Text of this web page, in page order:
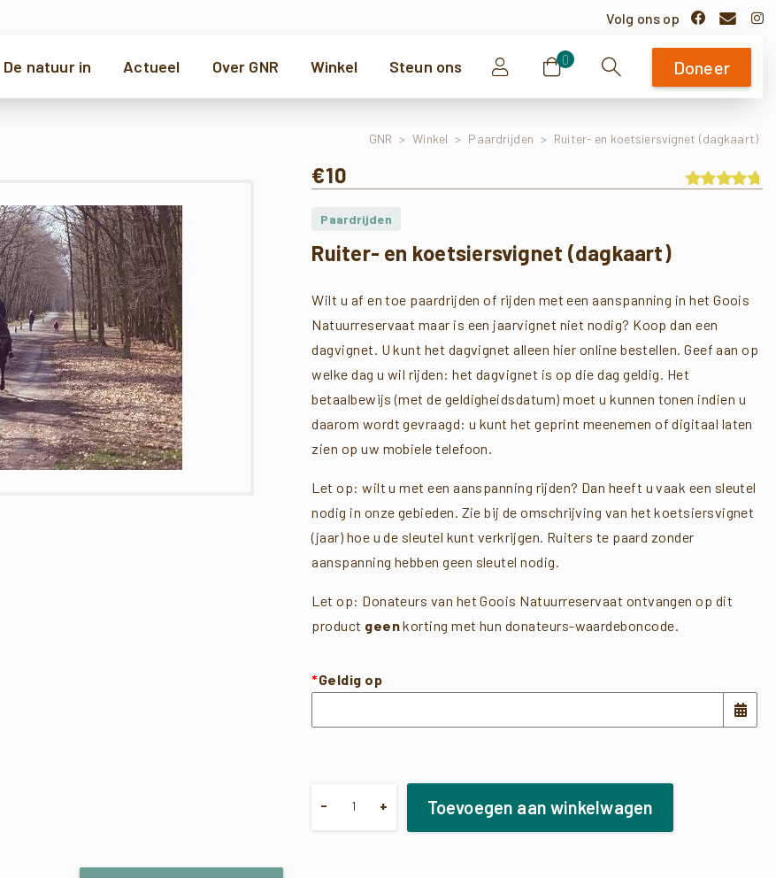
Volg ons op
De natuur in Actueel Over GNR Winkel Steun ons 0
Zoeken Doneer
GNR > Winkel > Paardrijden > Ruiter- en koetsiersvignet (dagkaart)
€10
Paardrijden
Ruiter- en koetsiersvignet (dagkaart)
Wilt u af en toe paardrijden of rijden met een aanspanning in het Goois
Natuurreservaat maar is een jaarvignet niet nodig? Koop dan een
dagvignet. U kunt het dagvignet alleen hier online bestellen. Geef aan op
welke dag u wil rijden: het dagvignet is op die dag geldig. Het
betaalbewijs (met de geldigheidsdatum) moet u kunnen tonen indien u
daarom wordt gevraagd: u kunt het geprint meenemen of digitaal laten
zien op uw mobiele telefoon.
Let op: wilt u met een aanspanning rijden? Dan heeft u vaak een sleutel
nodig in onze gebieden. Zie bij de omschrijving van het koetsiersvignet
(jaar) hoe u de sleutel kunt verkrijgen. Ruiters te paard zonder
aanspanning hebben geen sleutel nodig.
Let op: Donateurs van het Goois Natuurreservaat ontvangen op dit
product geenkorting met hun donateurs-waardeboncode.
*Geldig op
Hoeveelheid
- + Toevoegen aan winkelwagen